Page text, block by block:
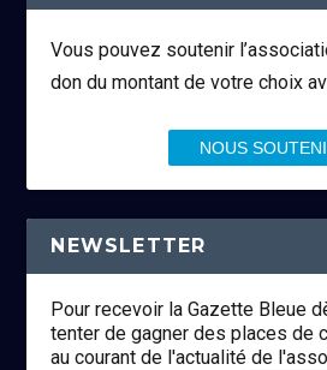
Vous pouvez soutenir
don du montant de votre choix
NOUS
NEWSLETTER
Pour recevoir la Gazette Bleue
tenter de gagner des places de
au courant de l'actualité de